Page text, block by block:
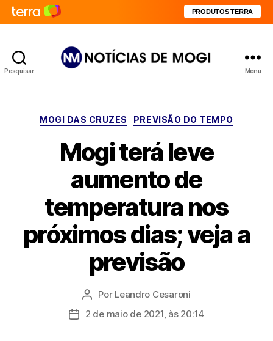
PRODUTOS TERRA
Pesquisar Menu
Categorias
MOGI DAS CRUZES PREVISÃO DO TEMPO
Mogi terá leve
aumento de
temperatura nos
próximos dias; veja a
previsão
Autor
do
Por Leandro Cesaroni
Data2 de maio de 2021, às 20:14